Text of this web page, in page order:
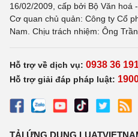
16/02/2009, cấp bởi Bộ Văn hoá
Cơ quan chủ quản: Công ty Cổ
Nam. Chịu trách nhiệm: Ông
Hỗ trợ về dịch vụ: 0938 36
Hỗ trợ giải đáp pháp luật:
TẢI ỨNG DỤNG